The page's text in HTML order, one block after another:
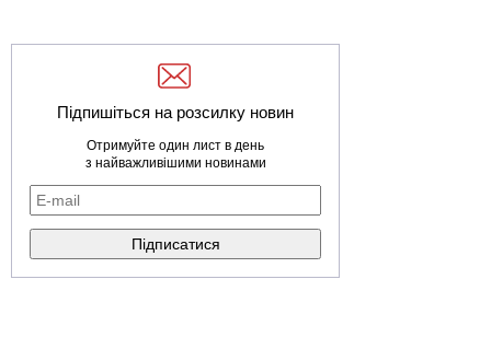
Підпишіться на розсилку новин
Отримуйте один лист в день
з найважливішими новинами